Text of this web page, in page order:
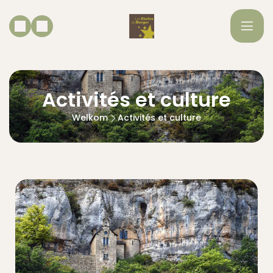
Activités et culture
Welkom Activités et culture